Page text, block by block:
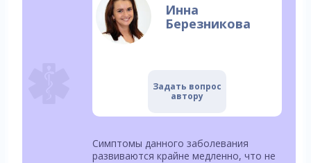
Инна
Березникова
Задать вопрос
автору
Симптомы данного заболевания
развиваются крайне медленно, что не